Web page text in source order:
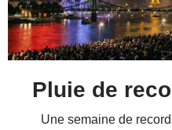
Pluie de
Une semaine de